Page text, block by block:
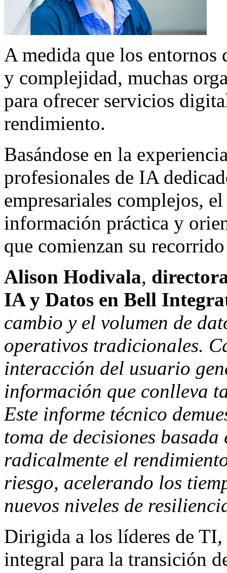
A medida que los entornos
y complejidad, muchas
para ofrecer servicios
rendimiento.
Basándose en la
profesionales de IA
empresariales complejos,
información práctica y
que comienzan su
Alison Hodivala,
IA y Datos en Bell
cambio y el volumen de
operativos tradicionales.
interacción del usuario
información que conlleva
Este informe técnico
toma de decisiones
radicalmente el
riesgo, acelerando los
nuevos niveles de
Dirigida a los líderes de
integral para la transición